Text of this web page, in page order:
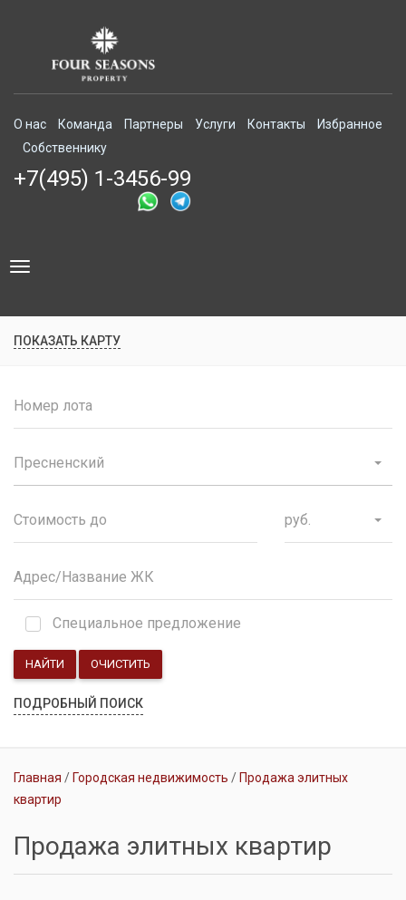
О нас Команда Партнеры Услуги Контакты
Избранное
Собственнику
+7(495) 1-3456-99
Toggle
ПОКАЗАТЬ КАРТУ
Пресненский
руб.
Специальное предложение
НАЙТИ ОЧИСТИТЬ
ПОДРОБНЫЙ ПОИСК
Главная Городская недвижимость
Продажа элитных
квартир
Продажа элитных квартир